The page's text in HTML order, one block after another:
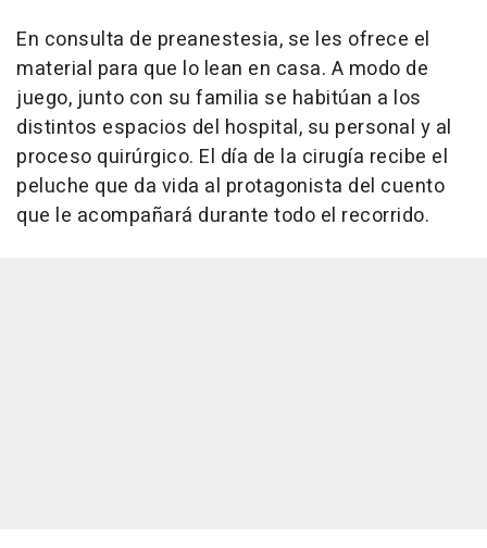
En consulta de preanestesia, se les ofrece el
material para que lo lean en casa. A modo de
juego, junto con su familia se habitúan a los
distintos espacios del hospital, su personal y al
proceso quirúrgico. El día de la cirugía recibe el
peluche que da vida al protagonista del cuento
que le acompañará durante todo el recorrido.